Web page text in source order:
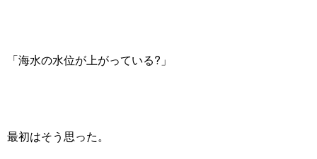
「海水の水位が上がっている?」
最初はそう思った。